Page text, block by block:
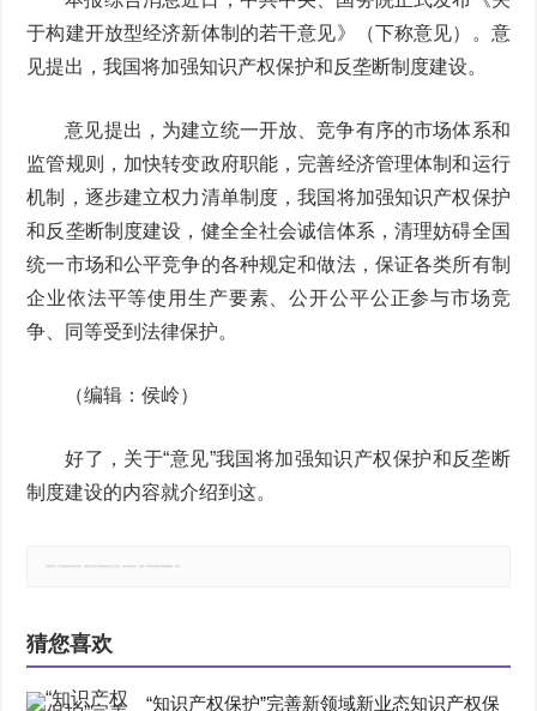
于构建开放型经济新体制的若干意见》（下称意见）。意
见提出，我国将加强知识产权保护和反垄断制度建设。
意见提出，为建立统一开放、竞争有序的市场体系和
监管规则，加快转变政府职能，完善经济管理体制和运行
机制，逐步建立权力清单制度，我国将加强知识产权保护
和反垄断制度建设，健全全社会诚信体系，清理妨碍全国
统一市场和公平竞争的各种规定和做法，保证各类所有制
企业依法平等使用生产要素、公开公平公正参与市场竞
争、同等受到法律保护。
（编辑：侯岭）
好了，关于“意见”我国将加强知识产权保护和反垄断
制度建设的内容就介绍到这。
猜您喜欢
“知识产权保护”完善新领域新业态知识产权保